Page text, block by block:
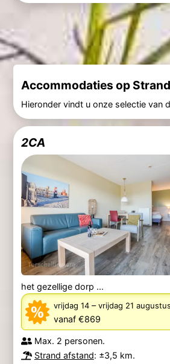
Accommodaties op
Hieronder vindt u onze selectie van
2CA
het gezellige dorp ...
vrijdag 14–vrijdag 21
vanaf €869
Max. 2 personen.
Strand afstand: ±3,5 km.